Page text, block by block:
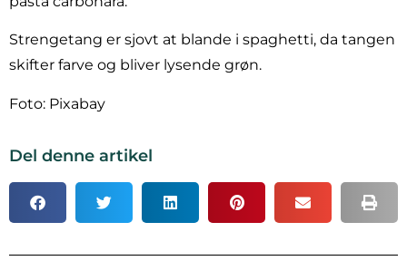
Strengetang er sjovt at blande i spaghetti, da tangen
skifter farve og bliver lysende grøn.
Foto: Pixabay
Del denne artikel